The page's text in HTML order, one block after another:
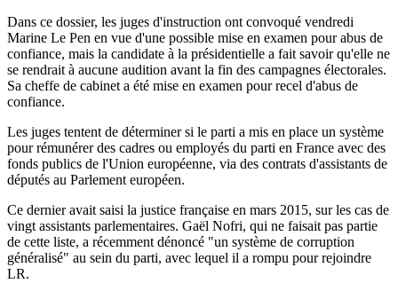
Dans ce dossier, les juges d'instruction ont convoqué vendredi
Marine Le Pen en vue d'une possible mise en examen pour abus de
confiance, mais la candidate à la présidentielle a fait savoir qu'elle ne
se rendrait à aucune audition avant la fin des campagnes électorales.
Sa cheffe de cabinet a été mise en examen pour recel d'abus de
confiance.
Les juges tentent de déterminer si le parti a mis en place un système
pour rémunérer des cadres ou employés du parti en France avec des
fonds publics de l'Union européenne, via des contrats d'assistants de
députés au Parlement européen.
Ce dernier avait saisi la justice française en mars 2015, sur les cas de
vingt assistants parlementaires. Gaël Nofri, qui ne faisait pas partie
de cette liste, a récemment dénoncé "un système de corruption
généralisé" au sein du parti, avec lequel il a rompu pour rejoindre
LR.